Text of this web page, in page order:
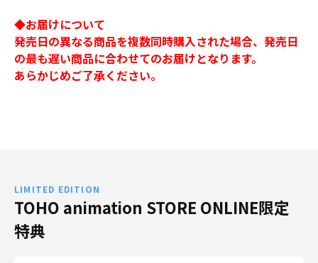
◆お届けについて
発売日の異なる商品を複数同時購入された場合、発売日
の最も遅い商品に合わせてのお届けとなります。
あらかじめご了承ください。
LIMITED EDITION
TOHO animation STORE ONLINE限定
特典